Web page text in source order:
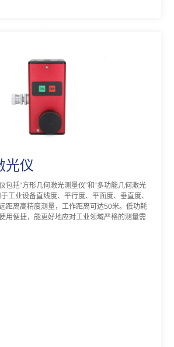
光仪
包括“方形几何激光测量仪”和“多功能几何激光
工业设备直线度、平行度、平面度、垂直度、
距离高精度测量，工作距离可达50米。低功耗
用便捷，能更好地应对工业领域严格的测量需